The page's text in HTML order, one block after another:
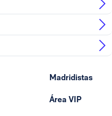
Madridistas
Área VIP